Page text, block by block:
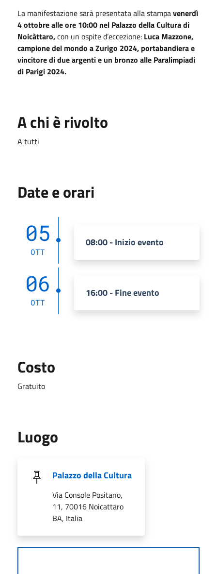
La manifestazione sarà presentata alla stampavenerdì
4 ottobre alle ore 10:00 nel Palazzo della Cultura di
Noicàttaro,con un ospite d’eccezione: Luca Mazzone,
campione del mondo a Zurigo 2024, portabandiera e
vincitore di due argenti e un bronzo alle Paralimpiadi
di Parigi 2024.
A chi è rivolto
A tutti
Date e orari
05
OTT
08:00 - Inizio evento
06
OTT
16:00 - Fine evento
Costo
Gratuito
Luogo
Palazzo della Cultura
Via Console Positano,
11, 70016 Noicattaro
BA, Italia